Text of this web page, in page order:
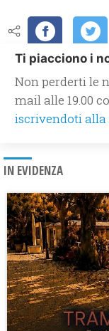
Ti piacciono i
Non perderti le
mail alle 19.00
iscrivendoti alla
IN EVIDENZA